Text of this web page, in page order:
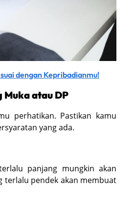
dengan Kepribadianmu!
atau DP
perhatikan. Pastikan kamu
yang ada.
panjang mungkin akan
terlalu pendek akan membuat